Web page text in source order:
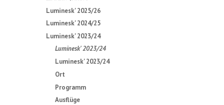
Luminesk' 2025/26
Luminesk' 2024/25
Luminesk' 2023/24
Luminesk' 2023/24
Luminesk' 2023/24
Ort
Programm
Ausflüge